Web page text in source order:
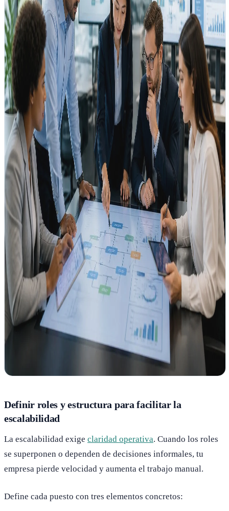
Definir roles y estructura para facilitar la
escalabilidad
La escalabilidad exige claridad operativa. Cuando los roles
se superponen o dependen de decisiones informales, tu
empresa pierde velocidad y aumenta el trabajo manual.
Define cada puesto con tres elementos concretos: